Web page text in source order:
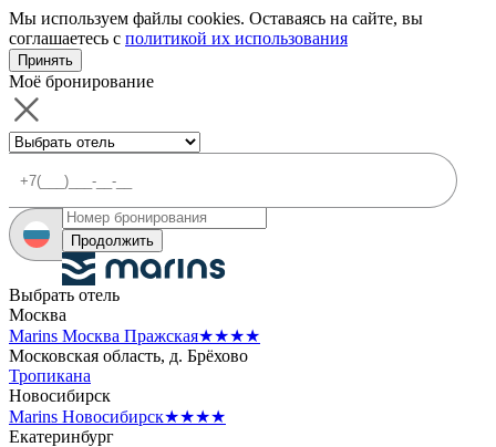
Мы используем файлы cookies. Оставаясь на сайте, вы
соглашаетесь с политикой их использования
Принять
Моё бронирование
Продолжить
Выбрать отель
Москва
Marins Москва Пражская★★★★
Московская область, д. Брёхово
Тропикана
Новосибирск
Marins Новосибирск★★★★
Екатеринбург